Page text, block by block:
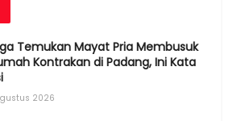
Temukan Mayat Pria Membusuk
Kontrakan di Padang, Ini Kata
2026